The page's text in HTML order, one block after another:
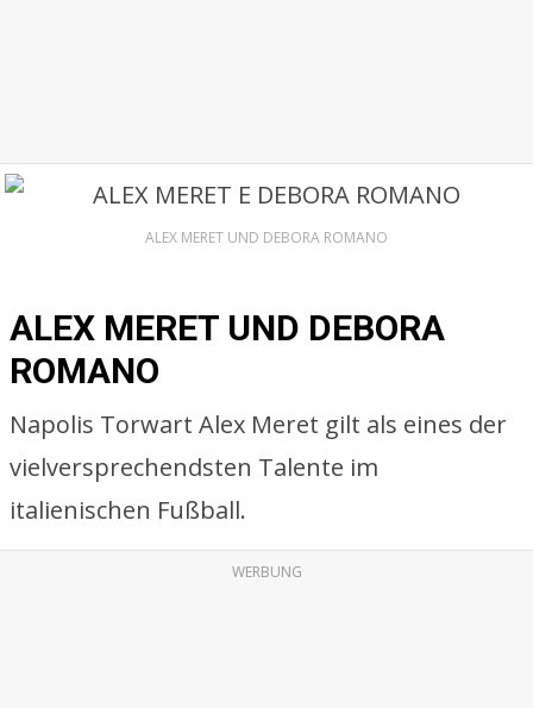
ALEX MERET UND DEBORA ROMANO
ALEX MERET UND DEBORA
ROMANO
Napolis Torwart Alex Meret gilt als eines der
vielversprechendsten Talente im
italienischen Fußball.
WERBUNG